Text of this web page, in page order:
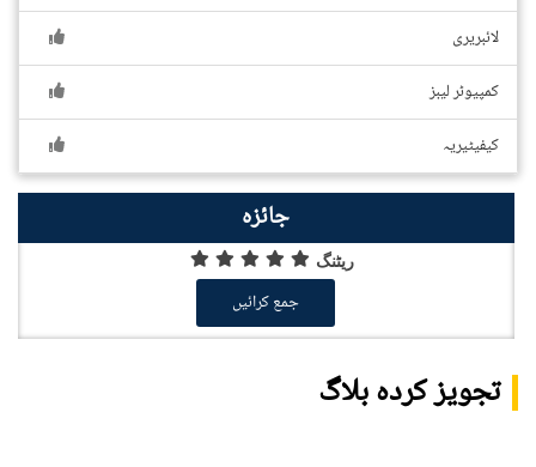
لائبریری
کمپیوٹر لیبز
کیفیٹیریہ
جائزہ
ریٹنگ
جمع کرائیں
تجویز کردہ بلاگ